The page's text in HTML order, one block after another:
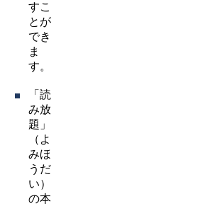
すこ
とが
でき
ま
す。
「読
み放
題」
（よ
みほ
うだ
い）
の本